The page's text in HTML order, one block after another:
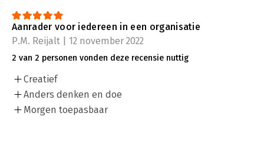
Aanrader voor iedereen in een organisatie
P.M. Reijalt | 12 november 2022
2 van 2 personen vonden deze recensie nuttig
Creatief
Anders denken en doe
Morgen toepasbaar